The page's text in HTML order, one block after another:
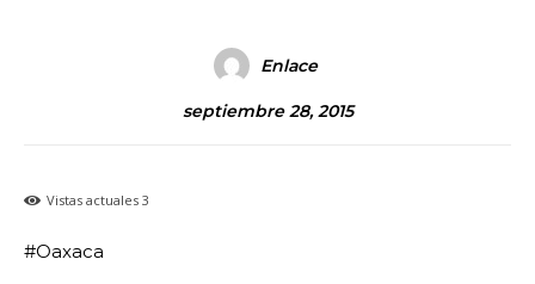
Enlace
septiembre 28, 2015
Vistas actuales 3
#Oaxaca